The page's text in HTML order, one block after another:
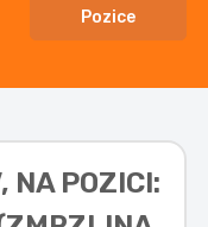
Pozice
NA POZICI: